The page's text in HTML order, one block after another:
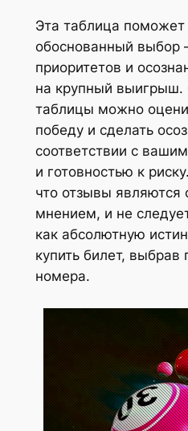
Эта таблица поможет
обоснованный выбор
приоритетов и
на крупный
таблицы можно
победу и сделать
соответствии с
и готовностью к
что отзывы являются
мнением, и не
как абсолютную
купить билет,
номера.